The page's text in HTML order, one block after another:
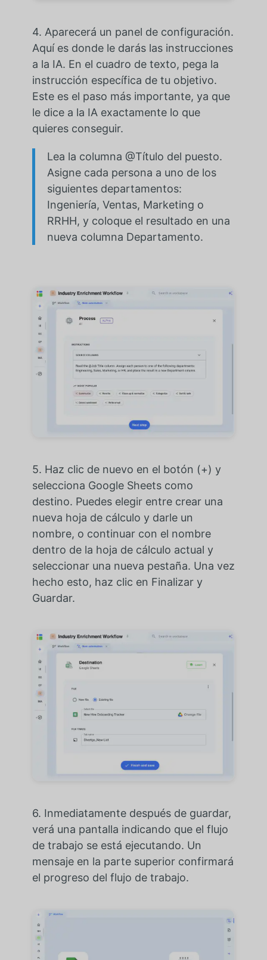
4. Aparecerá un panel de configuración.
Aquí es donde le darás las instrucciones
a la IA. En el cuadro de texto, pega la
instrucción específica de tu objetivo.
Este es el paso más importante, ya que
le dice a la IA exactamente lo que
quieres conseguir.
Lea la columna @Título del puesto.
Asigne cada persona a uno de los
siguientes departamentos:
Ingeniería, Ventas, Marketing o
RRHH, y coloque el resultado en una
nueva columna Departamento.
5. Haz clic de nuevo en el botón (+) y
selecciona Google Sheets como
destino. Puedes elegir entre crear una
nueva hoja de cálculo y darle un
nombre, o continuar con el nombre
dentro de la hoja de cálculo actual y
seleccionar una nueva pestaña. Una vez
hecho esto, haz clic en Finalizar y
Guardar.
6. Inmediatamente después de guardar,
verá una pantalla indicando que el flujo
de trabajo se está ejecutando. Un
mensaje en la parte superior confirmará
el progreso del flujo de trabajo.